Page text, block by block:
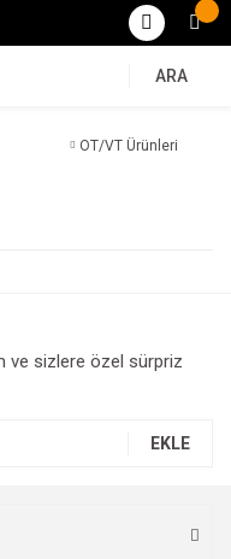
ARA
OT/VT Ürünleri
ve sizlere özel sürpriz
EKLE